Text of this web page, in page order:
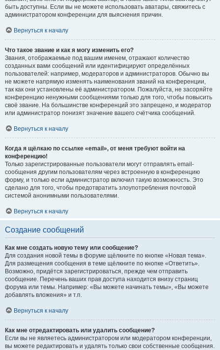
быть доступны. Если вы не можете использовать аватары, свяжитесь с
администратором конференции для выяснения причин.
Вернуться к началу
Что такое звание и как я могу изменить его?
Звания, отображаемые под вашим именем, отражают количество
созданных вами сообщений или идентифицируют определённых
пользователей: например, модераторов и администраторов. Обычно вы
не можете напрямую изменять наименования званий на конференции,
так как они установлены её администратором. Пожалуйста, не засоряйте
конференцию ненужными сообщениями только для того, чтобы повысить
своё звание. На большинстве конференций это запрещено, и модератор
или администратор понизят значение вашего счётчика сообщений.
Вернуться к началу
Когда я щёлкаю по ссылке «email», от меня требуют войти на
конференцию!
Только зарегистрированные пользователи могут отправлять email-
сообщения другим пользователям через встроенную в конференцию
форму, и только если администратор включил такую возможность. Это
сделано для того, чтобы предотвратить злоупотребления почтовой
системой анонимными пользователями.
Вернуться к началу
Создание сообщений
Как мне создать новую тему или сообщение?
Для создания новой темы в форуме щёлкните по кнопке «Новая тема».
Для размещения сообщения в теме щёлкните по кнопке «Ответить».
Возможно, придётся зарегистрироваться, прежде чем отправить
сообщение. Перечень ваших прав доступа находится внизу страниц
форума или темы. Например: «Вы можете начинать темы», «Вы можете
добавлять вложения» и т.п.
Вернуться к началу
Как мне отредактировать или удалить сообщение?
Если вы не являетесь администратором или модератором конференции,
вы можете редактировать и удалять только свои собственные сообщения.